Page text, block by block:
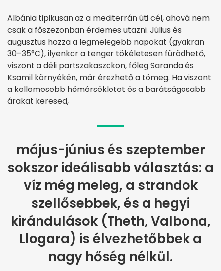
Albánia tipikusan az a mediterrán úti cél, ahová nem
csak a főszezonban érdemes utazni. Július és
augusztus hozza a legmelegebb napokat (gyakran
30–35°C), ilyenkor a tenger tökéletesen fürödhető,
viszont a déli partszakaszokon, főleg Saranda és
Ksamil környékén, már érezhető a tömeg. Ha viszont
a kellemesebb hőmérsékletet és a barátságosabb
árakat keresed,
május-június és szeptember
sokszor ideálisabb választás: a
víz még meleg, a strandok
szellősebbek, és a hegyi
kirándulások (Theth, Valbona,
Llogara) is élvezhetőbbek a
nagy hőség nélkül.